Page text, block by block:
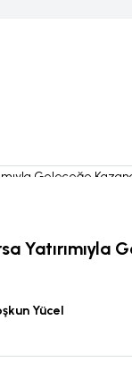
Yatırımıyla
Yücel